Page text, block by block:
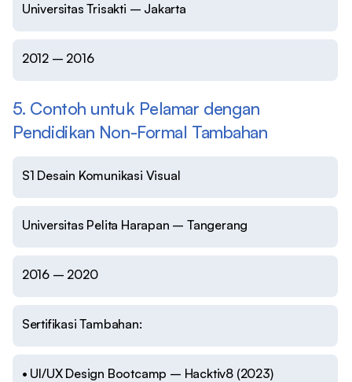
Universitas Trisakti – Jakarta
2012 – 2016
5. Contoh untuk Pelamar dengan
Pendidikan Non-Formal Tambahan
S1 Desain Komunikasi Visual
Universitas Pelita Harapan – Tangerang
2016 – 2020
Sertifikasi Tambahan:
• UI/UX Design Bootcamp – Hacktiv8 (2023)